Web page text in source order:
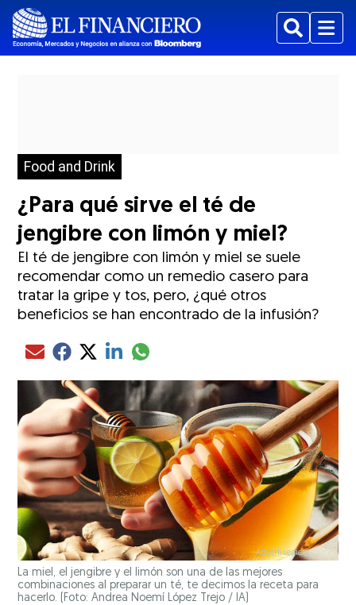
BuscarMenu
Food and Drink
¿Para qué sirve el té de
jengibre con limón y miel?
El té de jengibre con limón y miel se suele
recomendar como un remedio casero para
tratar la gripe y tos, pero, ¿qué otros
beneficios se han encontrado de la infusión?
Compartir el artículo actual mediante Email
Compartir el artículo actual mediante Facebook
Compartir el artículo actual mediante Twitter
Compartir el artículo actual mediante LinkedIn
Compartir el artículo actual mediante
La miel, el jengibre y el limón son una de las mejores
combinaciones al preparar un té, te decimos la receta para
hacerlo. (Foto: Andrea Noemí López Trejo / IA)